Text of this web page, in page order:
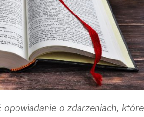
opowiadanie o zdarzeniach, które